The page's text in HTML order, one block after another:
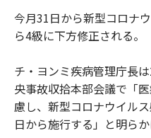
今月31日から新型コロナ
ら4級に下方修正される。
チ・ヨンミ疾病管理庁長
央事故収拾本部会議で「
慮し、新型コロナウイル
日から施行する」と明らか